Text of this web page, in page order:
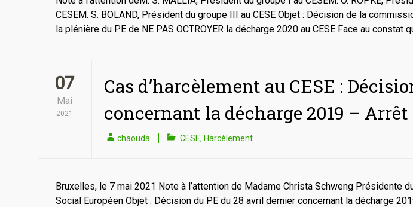
CESEM. S. BOLAND, Président du groupe III au CESE Objet : Décision de la
la plénière du PE de NE PAS OCTROYER la décharge 2020 au CESE Face au constat
07
Mai
2021
Cas d’harcèlement au CESE :
concernant la décharge 2019 – Arrêt
chaouda CESE, Harcèlement
Bruxelles, le 7 mai 2021 Note à l’attention de Madame Christa Schweng Présidente
Social Européen Objet : Décision du PE du 28 avril dernier concernant la décharge